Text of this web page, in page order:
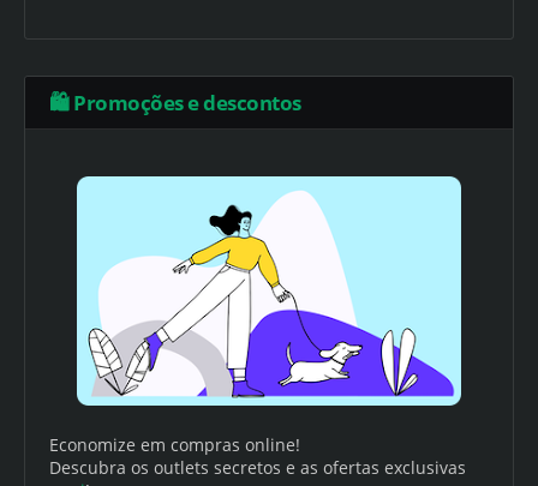
🛍️ Promoções e descontos
Economize em compras online!
Descubra os outlets secretos e as ofertas exclusivas